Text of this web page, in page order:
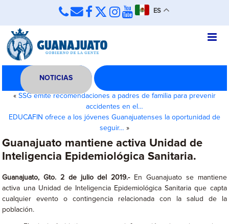
ES
NOTICIAS
« SSG emite recomendaciones a padres de familia para prevenir
accidentes en el…
EDUCAFIN ofrece a los jóvenes Guanajuatenses la oportunidad de
seguir… »
Guanajuato mantiene activa Unidad de
Inteligencia Epidemiológica Sanitaria.
Guanajuato, Gto. 2 de julio del 2019.-En Guanajuato se mantiene
activa una Unidad de Inteligencia Epidemiológica Sanitaria que capta
cualquier evento o contingencia relacionada con la salud de la
población.